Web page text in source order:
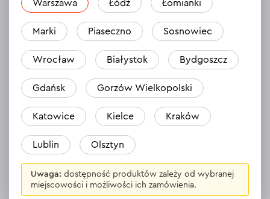
Vitaliy
26.10.2023
Młotek jest dobry, wygląda świetnie i działa świetnie i jestem z
gramowy młotek z drewnianym trzonkiem, jest lżejszy ze
względu na trzonek, polecam rozjaśnienie trzonka i będzie lepiej!
Odpowiedź 1 odpowiedź
Warszawa Łódź Łomianki
Marki Piaseczno Sosnowiec
Wrocław Białystok Bydgoszcz
Gdańsk Gorzów Wielkopolski
Katowice Kielce Kraków
Lublin Olsztyn
Uwaga: dostępność produktów zależy od wybranej
miejscowości i możliwości ich zamówienia.